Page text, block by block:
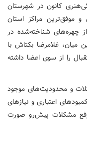
کانون در شهرستان
و موفق‌ترین مراکز استان
چهره‌های شناخته‌شده در
میان، غلامرضا بکتاش با
را از سوی اعضا داشته
و محدودیت‌های موجود
اعتباری و نیازهای
رفع مشکلات پیش‌رو صورت